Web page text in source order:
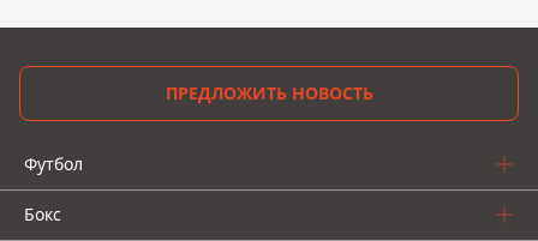
ПРЕДЛОЖИТЬ НОВОСТЬ
Футбол
Бокс